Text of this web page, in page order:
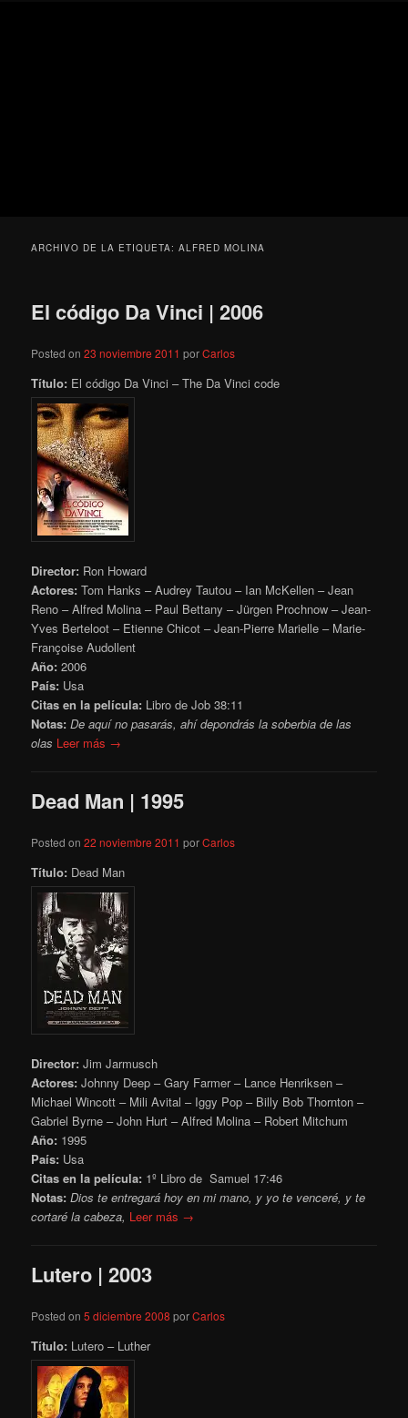
ARCHIVO DE LA ETIQUETA:ALFRED MOLINA
El código Da Vinci | 2006
Posted on23 noviembre 2011 porCarlos
Título: El código Da Vinci – The Da Vinci code
Director: Ron Howard
Actores: Tom Hanks – Audrey Tautou – Ian McKellen – Jean
Reno – Alfred Molina – Paul Bettany – Jürgen Prochnow – Jean-
Yves Berteloot – Etienne Chicot – Jean-Pierre Marielle – Marie-
Françoise Audollent
Año: 2006
País: Usa
Citas en la película: Libro de Job 38:11
Notas:De aquí no pasarás, ahí depondrás la soberbia de las
olas Leer más →
Dead Man | 1995
Posted on22 noviembre 2011 porCarlos
Título: Dead Man
Director: Jim Jarmusch
Actores: Johnny Deep – Gary Farmer – Lance Henriksen –
Michael Wincott – Mili Avital – Iggy Pop – Billy Bob Thornton –
Gabriel Byrne – John Hurt – Alfred Molina – Robert Mitchum
Año: 1995
País: Usa
Citas en la película: 1º Libro de Samuel 17:46
Notas:Dios te entregará hoy en mi mano, y yo te venceré, y te
cortaré la cabeza, Leer más →
Lutero | 2003
Posted on5 diciembre 2008 porCarlos
Título: Lutero – Luther